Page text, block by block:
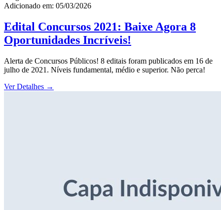
Adicionado em: 05/03/2026
Edital Concursos 2021: Baixe Agora 8
Oportunidades Incríveis!
Alerta de Concursos Públicos! 8 editais foram publicados em 16 de
julho de 2021. Níveis fundamental, médio e superior. Não perca!
Ver Detalhes →